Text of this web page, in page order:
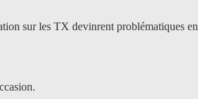
sur les TX devinrent problématiques en